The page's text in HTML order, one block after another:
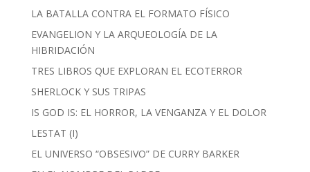
LA BATALLA CONTRA EL FORMATO FÍSICO
EVANGELION Y LA ARQUEOLOGÍA DE LA
HIBRIDACIÓN
TRES LIBROS QUE EXPLORAN EL ECOTERROR
SHERLOCK Y SUS TRIPAS
IS GOD IS: EL HORROR, LA VENGANZA Y EL DOLOR
LESTAT (I)
EL UNIVERSO “OBSESIVO” DE CURRY BARKER